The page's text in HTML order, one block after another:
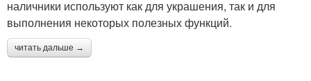
наличники используют как для украшения, так и для
выполнения некоторых полезных функций.
читать дальше →